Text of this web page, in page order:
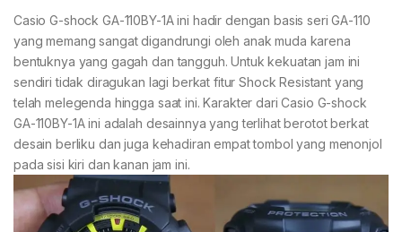
Casio G-shock GA-110BY-1A ini hadir dengan basis seri GA-110
yang memang sangat digandrungi oleh anak muda karena
bentuknya yang gagah dan tangguh. Untuk kekuatan jam ini
sendiri tidak diragukan lagi berkat fitur Shock Resistant yang
telah melegenda hingga saat ini. Karakter dari Casio G-shock
GA-110BY-1A ini adalah desainnya yang terlihat berotot berkat
desain berliku dan juga kehadiran empat tombol yang menonjol
pada sisi kiri dan kanan jam ini.